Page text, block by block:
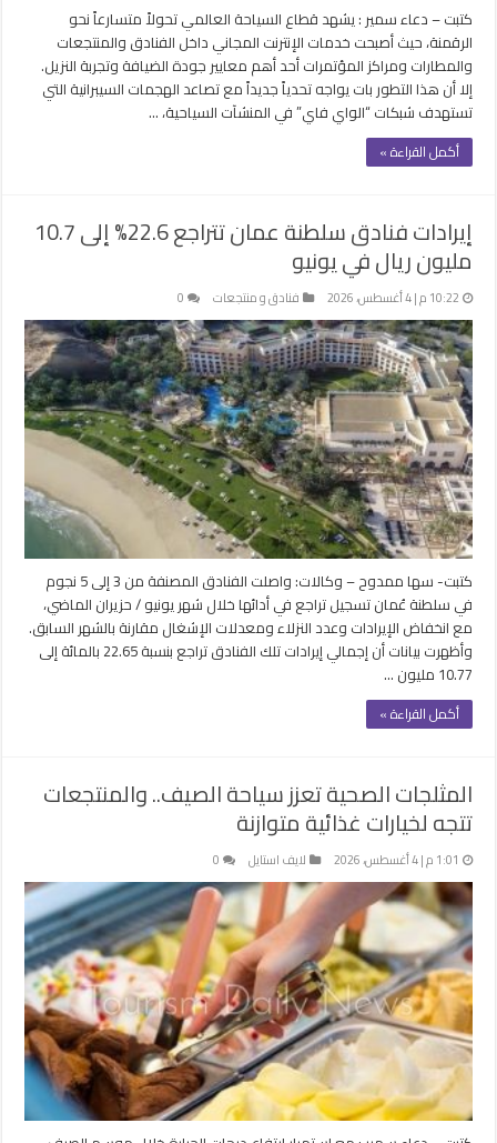
كتبت – دعاء سمير : يشهد قطاع السياحة العالمي تحولاً متسارعاً نحو
الرقمنة، حيث أصبحت خدمات الإنترنت المجاني داخل الفنادق والمنتجعات
والمطارات ومراكز المؤتمرات أحد أهم معايير جودة الضيافة وتجربة النزيل.
إلا أن هذا التطور بات يواجه تحدياً جديداً مع تصاعد الهجمات السيبرانية التي
تستهدف شبكات “الواي فاي” في المنشآت السياحية، …
أكمل القراءة »
إيرادات فنادق سلطنة عمان تتراجع 22.6% إلى 10.7
مليون ريال في يونيو
10:22 م | 4 أغسطس، 2026 فنادق و منتجعات 0
كتبت- سها ممدوح – وكالات: واصلت الفنادق المصنفة من 3 إلى 5 نجوم
في سلطنة عُمان تسجيل تراجع في أدائها خلال شهر يونيو / حزيران الماضي،
مع انخفاض الإيرادات وعدد النزلاء ومعدلات الإشغال مقارنة بالشهر السابق.
وأظهرت بيانات أن إجمالي إيرادات تلك الفنادق تراجع بنسبة 22.65 بالمائة إلى
10.77 مليون …
أكمل القراءة »
المثلجات الصحية تعزز سياحة الصيف.. والمنتجعات
تتجه لخيارات غذائية متوازنة
1:01 م | 4 أغسطس، 2026 لايف استايل 0